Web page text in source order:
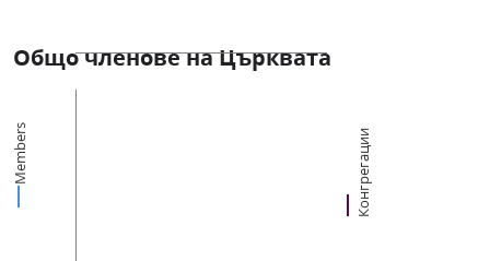
Общо членове на Църквата
Members Конгрегации